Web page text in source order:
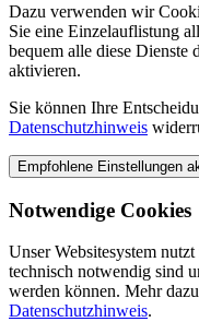
Dazu verwenden wir
Sie eine Einzelauflistung
bequem alle diese
aktivieren.
Sie können Ihre
Datenschutzhinweis
Notwendige Cookies
Unser Websitesystem
technisch notwendig sind
werden können. Mehr
Datenschutzhinweis.